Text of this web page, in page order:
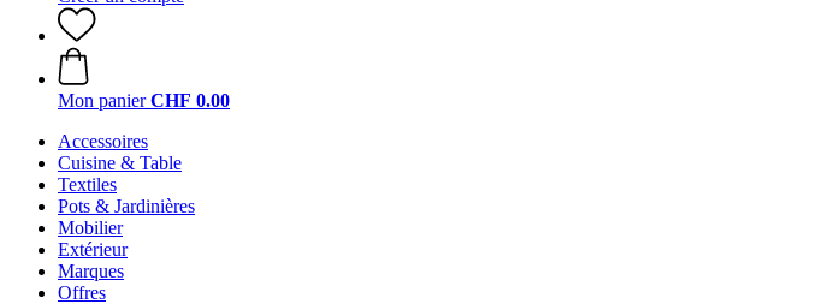
Mon panier CHF 0.00
Accessoires
Cuisine & Table
Textiles
Pots & Jardinières
Mobilier
Extérieur
Marques
Offres